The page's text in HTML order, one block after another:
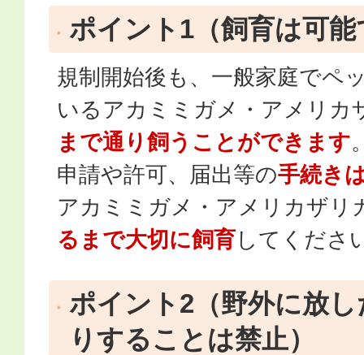
ポイント1（飼育は可能
規制開始後も、一般家庭でペ
いるアカミミガメ・アメリカ
まで通り飼うことができます
申請や許可、届出等の手続き
アカミミガメ・アメリカザリ
るまで大切に飼育してくださ
ポイント2（野外に放
りすることは禁止）